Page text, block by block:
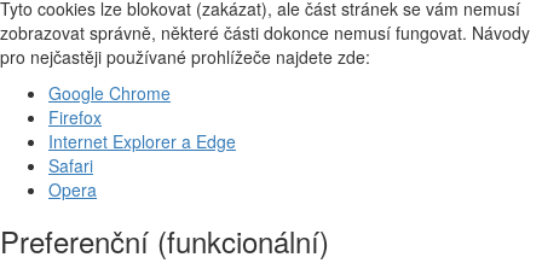
Tyto cookies lze blokovat (zakázat), ale část stránek se vám nemusí
zobrazovat správně, některé části dokonce nemusí fungovat. Návody
pro nejčastěji používané prohlížeče najdete zde:
Google Chrome
Firefox
Internet Explorer a Edge
Safari
Opera
Preferenční (funkcionální)